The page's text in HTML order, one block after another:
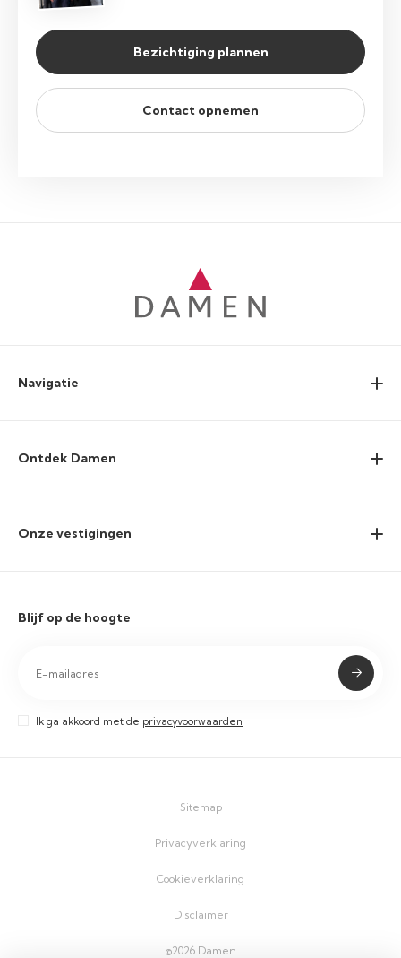
Bezichtiging plannen
Contact opnemen
Navigatie
Ontdek Damen
Onze vestigingen
Blijf op de hoogte
Ik ga akkoord met de privacyvoorwaarden
©2026 Damen
Sitemap
Privacyverklaring
Cookieverklaring
Disclaimer